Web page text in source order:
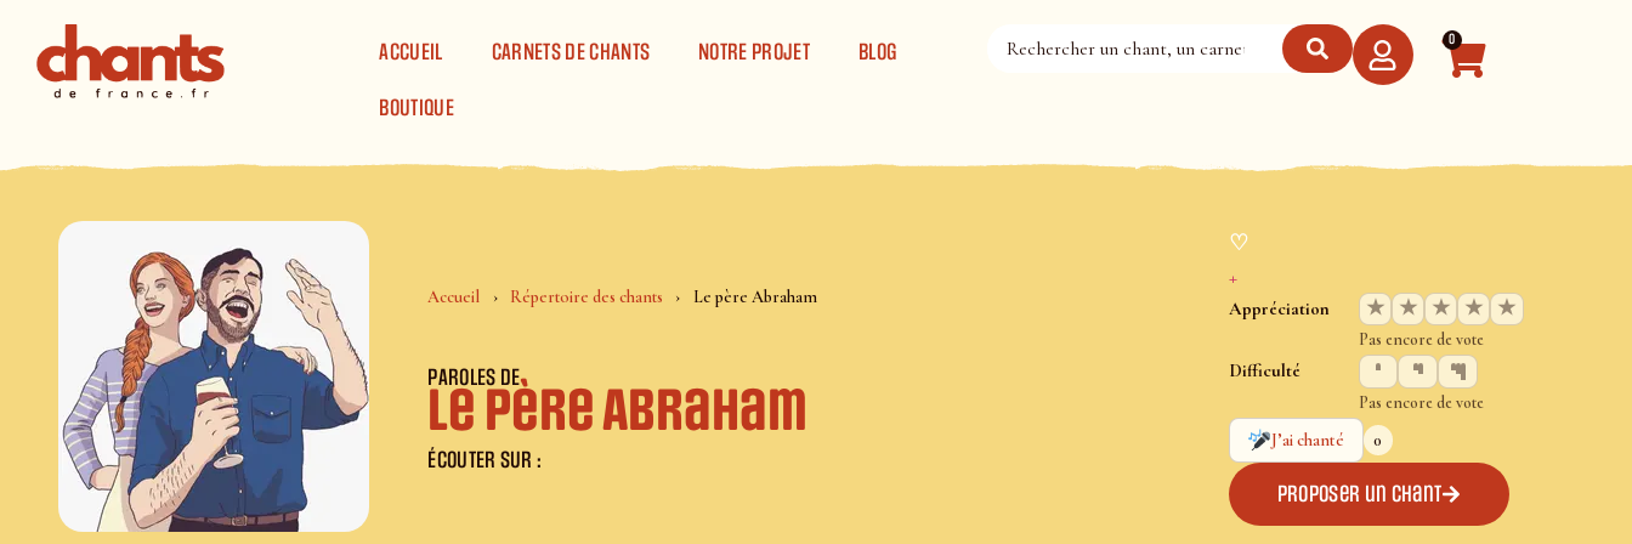
ACCUEIL
CARNETS DE CHANTS NOTRE PROJET BLOG
BOUTIQUE
0
Accueil Répertoire des chants Le père Abraham
PAROLES DE
Le père Abraham
ÉCOUTER SUR :
♡
+
Appréciation ★ ★ ★ ★ ★
Pas encore de vote
Difficulté
Pas encore de vote
J’ai chanté
0
Proposer un chant